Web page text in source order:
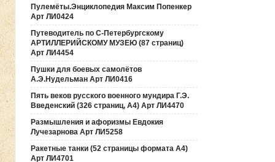
Пулемёты.Энциклопедия Максим Попенкер
Арт ЛИ0424
Путеводитель по С-Петербургскому
АРТИЛЛЕРИЙСКОМУ МУЗЕЮ (87 страниц)
Арт ЛИ4454
Пушки для боевых самолётов
А.Э.Нудельман Арт ЛИ0416
Пять веков русского военного мундира Г.Э.
Введенский (326 страниц, А4) Арт ЛИ4470
Размышления и афоризмы Евдокия
Лучезарнова Арт ЛИ5258
Ракетные танки (52 страницы формата А4)
Арт ЛИ4701